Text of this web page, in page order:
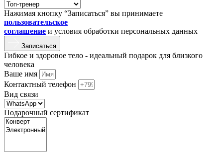
Нажимая кнопку “Записаться” вы принимаете
пользовательское
соглашение и условия обработки персональных данных
Записаться
Гибкое и здоровое тело - идеальный подарок для близкого
человека
Ваше имя
Контактный телефон
Вид связи
Подарочный сертификат